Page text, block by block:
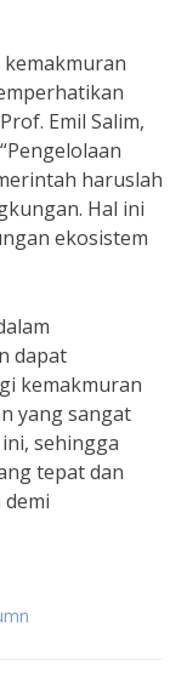
Emil Salim,
haruslah
Hal ini
ekosistem
dapat
kemakmuran
yang sangat
sehingga
tepat dan